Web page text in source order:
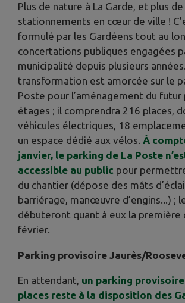
Plus de nature à La Garde, et plus de
stationnements en cœur de ville !
formulé par les Gardéens tout au
concertations publiques engagées
municipalité depuis plusieurs
transformation est amorcée sur le
Poste pour l’aménagement du futur
étages ; il comprendra 216 places,
véhicules électriques, 18
un espace dédié aux vélos. À
janvier, le parking de La Poste
accessible au public pour
du chantier (dépose des mâts
barriérage, manœuvre d’engins...) ;
débuteront quant à eux la première
février.
Parking provisoire Jaurès/
En attendant, un parking
places reste à la disposition des